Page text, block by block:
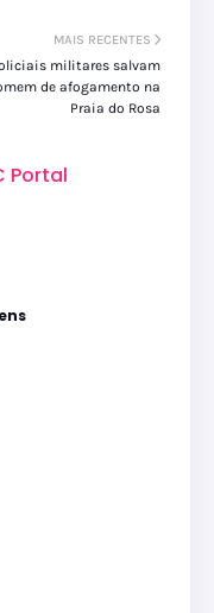
MAIS RECENTES
militares salvam
de afogamento na
Praia do Rosa
Portal